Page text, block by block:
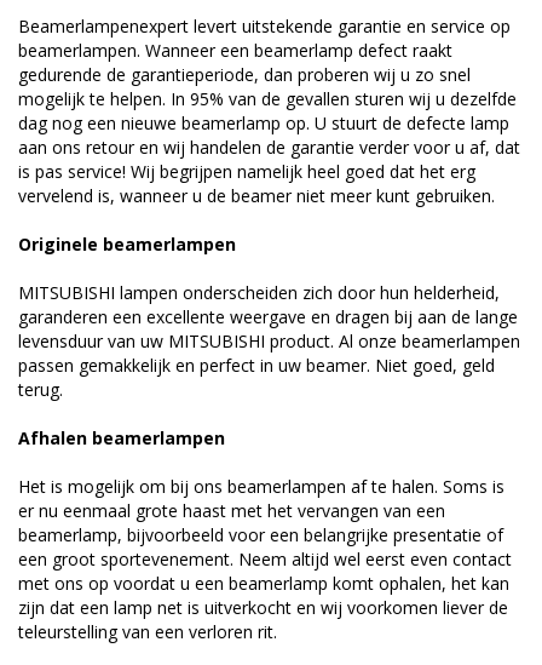
Beamerlampenexpert levert uitstekende garantie en service op
beamerlampen. Wanneer een beamerlamp defect raakt
gedurende de garantieperiode, dan proberen wij u zo snel
mogelijk te helpen. In 95% van de gevallen sturen wij u dezelfde
dag nog een nieuwe beamerlamp op. U stuurt de defecte lamp
aan ons retour en wij handelen de garantie verder voor u af, dat
is pas service! Wij begrijpen namelijk heel goed dat het erg
vervelend is, wanneer u de beamer niet meer kunt gebruiken.
Originele beamerlampen
MITSUBISHI lampen onderscheiden zich door hun helderheid,
garanderen een excellente weergave en dragen bij aan de lange
levensduur van uw MITSUBISHI product. Al onze beamerlampen
passen gemakkelijk en perfect in uw beamer. Niet goed, geld
terug.
Afhalen beamerlampen
Het is mogelijk om bij ons beamerlampen af te halen. Soms is
er nu eenmaal grote haast met het vervangen van een
beamerlamp, bijvoorbeeld voor een belangrijke presentatie of
een groot sportevenement. Neem altijd wel eerst even contact
met ons op voordat u een beamerlamp komt ophalen, het kan
zijn dat een lamp net is uitverkocht en wij voorkomen liever de
teleurstelling van een verloren rit.